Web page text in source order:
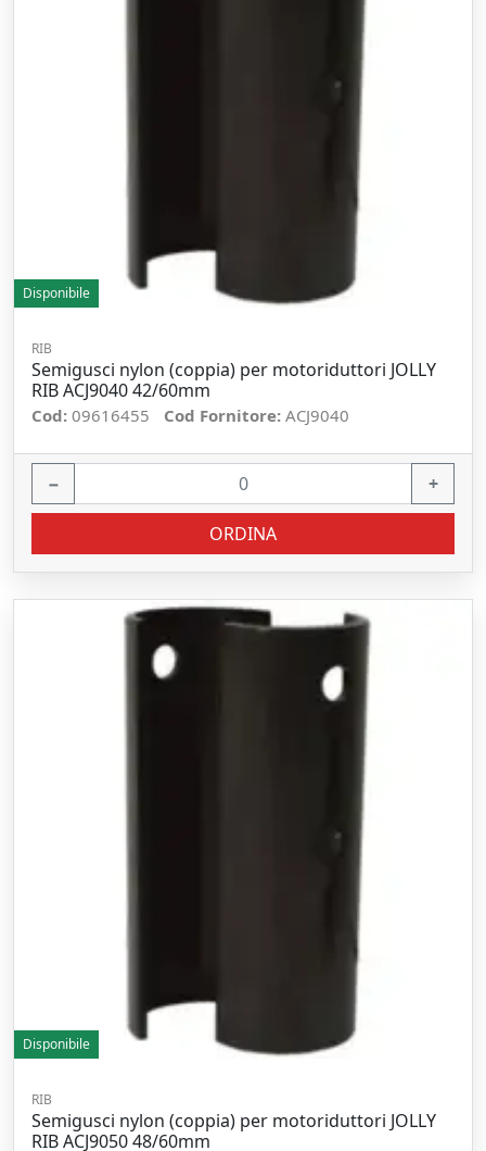
Disponibile
RIB
Semigusci nylon (coppia) per motoriduttori JOLLY
RIB ACJ9040 42/60mm
Cod: 09616455 Cod Fornitore: ACJ9040
− +
ORDINA
Disponibile
RIB
Semigusci nylon (coppia) per motoriduttori JOLLY
RIB ACJ9050 48/60mm